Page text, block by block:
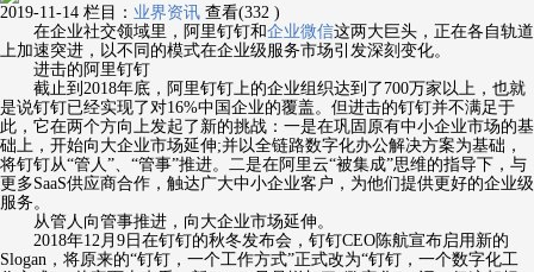
2019-11-14 栏目： 业界资讯 查看(332 )
在企业社交领域里，阿里钉钉和企业微信这两大巨头，正在各自轨道
上加速突进，以不同的模式在企业级服务市场引发深刻变化。
进击的阿里钉钉
截止到2018年底，阿里钉钉上的企业组织达到了700万家以上，也就
是说钉钉已经实现了对16%中国企业的覆盖。但进击的钉钉并不满足于
此，它在两个方向上发起了新的挑战：一是在巩固原有中小企业市场的基
础上，开始向大企业市场延伸;并以全链路数字化办公解决方案为基础，
将钉钉从“管人”、“管事”推进。二是在阿里云“被集成”思维的指导下，与
更多SaaS供应商合作，触达广大中小企业客户，为他们提供更好的企业级
服务。
从管人向管事推进，向大企业市场延伸。
2018年12月9日在钉钉的秋冬发布会，钉钉CEO陈航宣布启用新的
Slogan，将原来的“钉钉，一个工作方式”正式改为“钉钉，一个数字化工